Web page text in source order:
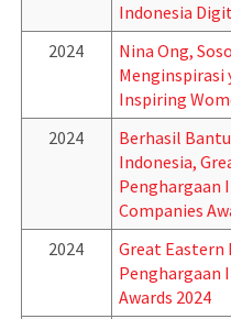
Indonesia
2024
Nina Ong,
Menginspirasi
Inspiring
2024
Berhasil
Indonesia,
Penghargaan
Companies
2024
Great Eastern
Penghargaan
Awards 2024